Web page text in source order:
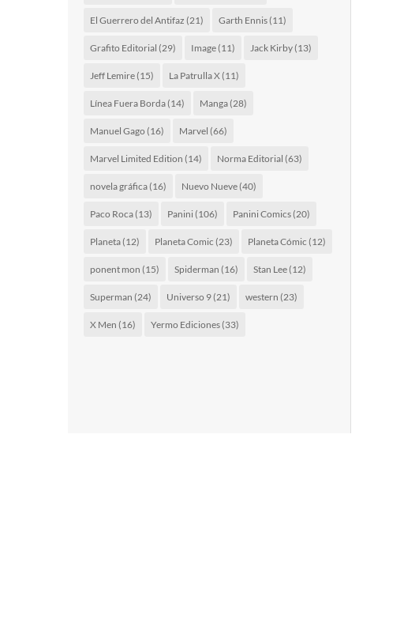
El Guerrero del Antifaz (21) Garth Ennis(11)
Grafito Editorial (29) Image(11) Jack Kirby(13)
Jeff Lemire(15) La Patrulla X(11)
Línea Fuera Borda(14) Manga(28)
Manuel Gago (16) Marvel (66)
Marvel Limited Edition (14) Norma Editorial (63)
novela gráfica(16) Nuevo Nueve(40)
Paco Roca(13) Panini(106) Panini Comics(20)
Planeta(12) Planeta Comic (23) Planeta Cómic (12)
ponent mon (15) Spiderman (16) Stan Lee(12)
Superman (24) Universo 9(21) western (23)
X Men (16) Yermo Ediciones(33)